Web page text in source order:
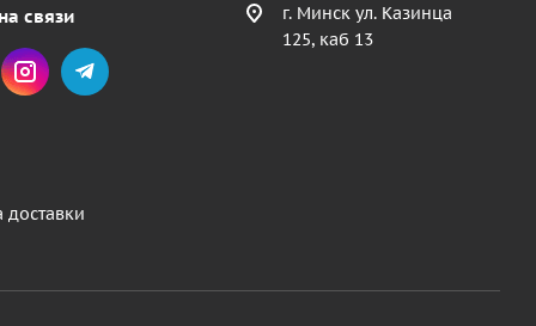
связи
доставки
г. Минск ул. Казинца
125, каб 13